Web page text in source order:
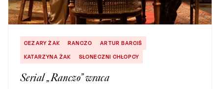
CEZARY ŻAK RANCZO
ARTUR BARCIŚ
KATARZYNA ŻAK
SŁONECZNI CHŁOPCY
Serial „Ranczo” wraca